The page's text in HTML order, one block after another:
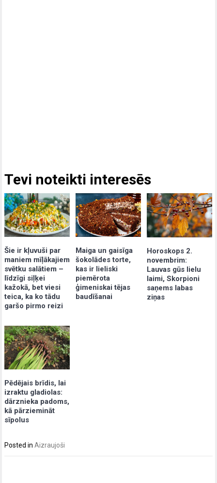
Tevi noteikti interesēs
Šie ir kļuvuši par
maniem mīļākajiem
svētku salātiem –
līdzīgi siļķei
kažokā, bet viesi
teica, ka ko tādu
garšo pirmo reizi
Maiga un gaisīga
šokolādes torte,
kas ir lieliski
piemērota
ģimeniskai tējas
baudīšanai
Horoskops 2.
novembrim:
Lauvas gūs lielu
laimi, Skorpioni
saņems labas
ziņas
Pēdējais brīdis, lai
izraktu gladiolas:
dārznieka padoms,
kā pārziemināt
sīpolus
Posted inAizraujoši